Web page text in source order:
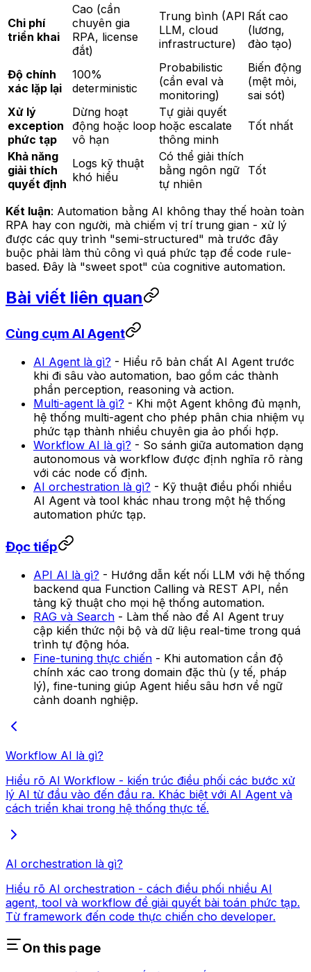
Chi phí
triển khai
Cao (cần
chuyên gia
RPA, license
đắt)
Trung bình (API
LLM, cloud
infrastructure)
Rất cao
(lương,
đào tạo)
Độ chính
xác lặp lại
100%
deterministic
Probabilistic
(cần eval và
monitoring)
Biến động
(mệt mỏi,
sai sót)
Xử lý
exception
phức tạp
Dừng hoạt
động hoặc loop
vô hạn
Tự giải quyết
hoặc escalate
thông minh
Tốt nhất
Khả năng
giải thích
quyết định
Logs kỹ thuật
khó hiểu
Có thể giải thích
bằng ngôn ngữ
tự nhiên
Tốt
Kết luận: Automation bằng AI không thay thế hoàn toàn
RPA hay con người, mà chiếm vị trí trung gian - xử lý
được các quy trình "semi-structured" mà trước đây
buộc phải làm thủ công vì quá phức tạp để code rule-
based. Đây là "sweet spot" của cognitive automation.
Bài viết liên quan
Cùng cụm AI Agent
AI Agent là gì? - Hiểu rõ bản chất AI Agent trước
khi đi sâu vào automation, bao gồm các thành
phần perception, reasoning và action.
Multi-agent là gì? - Khi một Agent không đủ mạnh,
hệ thống multi-agent cho phép phân chia nhiệm vụ
phức tạp thành nhiều chuyên gia ảo phối hợp.
Workflow AI là gì? - So sánh giữa automation dạng
autonomous và workflow được định nghĩa rõ ràng
với các node cố định.
AI orchestration là gì? - Kỹ thuật điều phối nhiều
AI Agent và tool khác nhau trong một hệ thống
automation phức tạp.
Đọc tiếp
API AI là gì? - Hướng dẫn kết nối LLM với hệ thống
backend qua Function Calling và REST API, nền
tảng kỹ thuật cho mọi hệ thống automation.
RAG và Search - Làm thế nào để AI Agent truy
cập kiến thức nội bộ và dữ liệu real-time trong quá
trình tự động hóa.
Fine-tuning thực chiến - Khi automation cần độ
chính xác cao trong domain đặc thù (y tế, pháp
lý), fine-tuning giúp Agent hiểu sâu hơn về ngữ
cảnh doanh nghiệp.
Workflow AI là gì?
Hiểu rõ AI Workflow - kiến trúc điều phối các bước xử
lý AI từ đầu vào đến đầu ra. Khác biệt với AI Agent và
cách triển khai trong hệ thống thực tế.
AI orchestration là gì?
Hiểu rõ AI orchestration - cách điều phối nhiều AI
agent, tool và workflow để giải quyết bài toán phức tạp.
Từ framework đến code thực chiến cho developer.
On this page